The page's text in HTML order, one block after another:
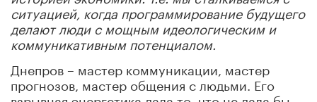
ситуацией, когда программирование будущего
делают люди с мощным идеологическим и
коммуникативным потенциалом.
Днепров – мастер коммуникации, мастер
прогнозов, мастер общения с людьми. Его